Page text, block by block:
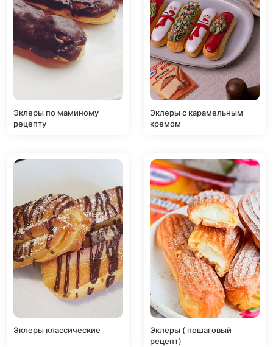
Эклеры по маминому
рецепту
Эклеры с карамельным
кремом
Эклеры классические
Эклеры ( пошаговый
рецепт)